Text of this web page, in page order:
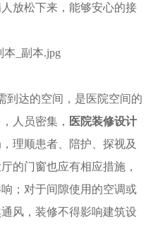
放松下来，能够安心的接
到达的空间，是医院空间的
人员密集， 医院装修设计
理顺患者、陪护、探视及
的门窗也应有相应措施，
；对于间隙使用的空调或
风，装修不得影响建筑设